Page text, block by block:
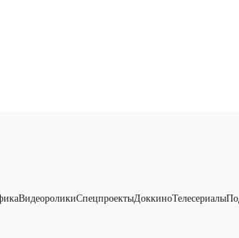
ВидеороликиСпецпроектыДоккиноТелесериалы